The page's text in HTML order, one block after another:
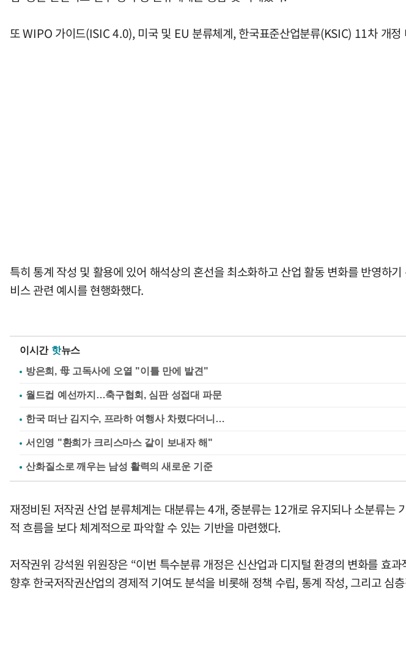
또 WIPO 가이드(ISIC 4.0), 미국 및 EU 분류체계, 한국표준산업분류(KSIC) 11차 개
특히 통계 작성 및 활용에 있어 해석상의 혼선을 최소화하고 산업 활동 변화를 반영하
비스 관련 예시를 현행화했다.
이시간 핫뉴스
방은희, 母 고독사에 오열 "이틀 만에 발견"
월드컵 예선까지…축구협회, 심판 성접대 파문
한국 떠난 김지수, 프라하 여행사 차렸다더니…
서인영 "환희가 크리스마스 같이 보내자 해"
재정비된 저작권 산업 분류체계는 대분류는 4개, 중분류는 12개로 유지되나 소분류
적 흐름을 보다 체계적으로 파악할 수 있는 기반을 마련했다.
저작권위 강석원 위원장은 “이번 특수분류 개정은 신산업과 디지털 환경의 변화를 효
향후 한국저작권산업의 경제적 기여도 분석을 비롯해 정책 수립, 통계 작성, 그리고